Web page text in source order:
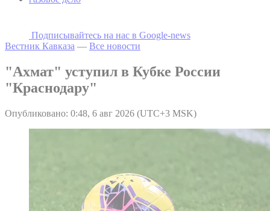
Подписывайтесь на наc в Google-news
Вестник Кавказа — Все новости
"Ахмат" уступил в Кубке России
"Краснодару"
Опубликовано: 0:48, 6 авг 2026 (UTC+3 MSK)